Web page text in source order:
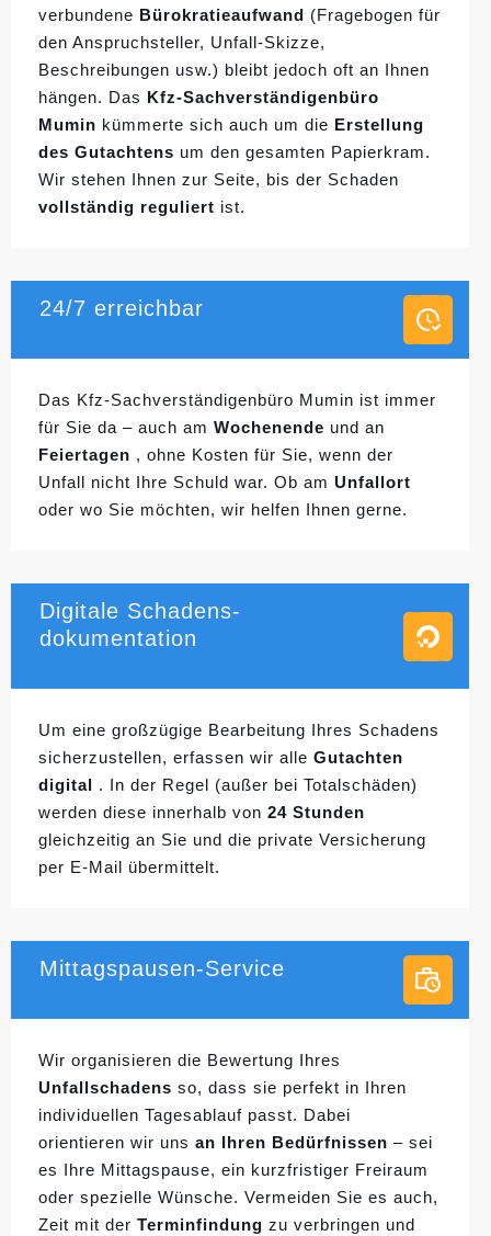
verbundene Bürokratieaufwand (Fragebogen für
den Anspruchsteller, Unfall-Skizze,
Beschreibungen usw.) bleibt jedoch oft an Ihnen
hängen. Das Kfz-Sachverständigenbüro
Mumin kümmerte sich auch um die Erstellung
des Gutachtens um den gesamten Papierkram.
Wir stehen Ihnen zur Seite, bis der Schaden
vollständig reguliert ist.
24/7 erreichbar
Das Kfz-Sachverständigenbüro Mumin ist immer
für Sie da – auch am Wochenende und an
Feiertagen , ohne Kosten für Sie, wenn der
Unfall nicht Ihre Schuld war. Ob am Unfallort
oder wo Sie möchten, wir helfen Ihnen gerne.
Digitale Schadens-
dokumentation
Um eine großzügige Bearbeitung Ihres Schadens
sicherzustellen, erfassen wir alle Gutachten
digital . In der Regel (außer bei Totalschäden)
werden diese innerhalb von 24 Stunden
gleichzeitig an Sie und die private Versicherung
per E-Mail übermittelt.
Mittagspausen-Service
Wir organisieren die Bewertung Ihres
Unfallschadens so, dass sie perfekt in Ihren
individuellen Tagesablauf passt. Dabei
orientieren wir uns an Ihren Bedürfnissen – sei
es Ihre Mittagspause, ein kurzfristiger Freiraum
oder spezielle Wünsche. Vermeiden Sie es auch,
Zeit mit der Terminfindung zu verbringen und